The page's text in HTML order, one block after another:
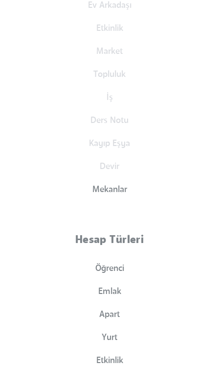
Ev Arkadaşı
Etkinlik
Market
Topluluk
İş
Ders Notu
Kayıp Eşya
Devir
Mekanlar
Hesap Türleri
Öğrenci
Emlak
Apart
Yurt
Etkinlik